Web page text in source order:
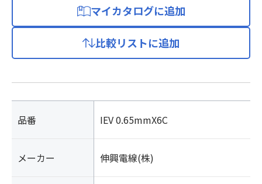
ド
マイカタログに追加
比較リストに追加
品番 IEV 0.65mmX6C
メーカー 伸興電線(株)